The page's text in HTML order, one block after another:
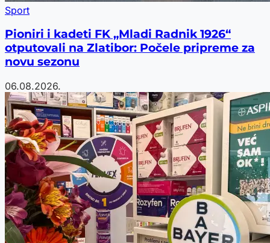
Sport
Pioniri i kadeti FK „Mladi Radnik 1926“
otputovali na Zlatibor: Počele pripreme za
novu sezonu
06.08.2026.